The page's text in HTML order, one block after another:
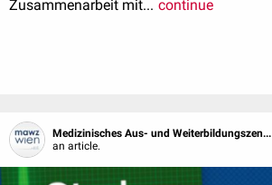
Zusammenarbeit mit... continue
Medizinisches Aus- und Weiterbildungszen...
an article.